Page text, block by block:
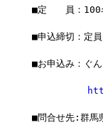
■定　　員：100
■申込締切：定
■お申込み：ぐ
■問合せ先:群馬